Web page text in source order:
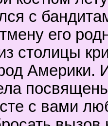
с
его
столицы
Америки.
с вами